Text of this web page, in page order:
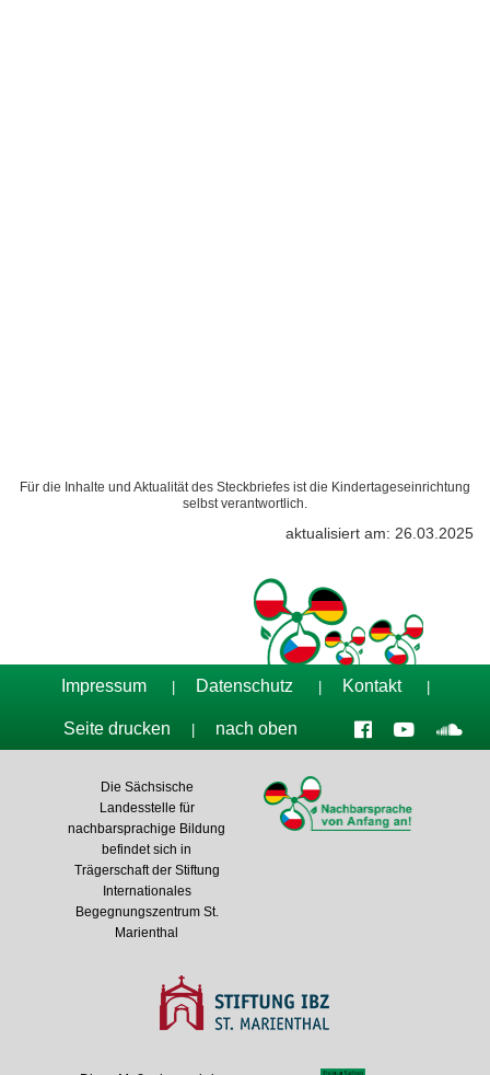
Für die Inhalte und Aktualität des Steckbriefes ist die Kindertageseinrichtung
selbst verantwortlich.
aktualisiert am: 26.03.2025
Impressum | Datenschutz | Kontakt |
Seite drucken | nach oben
Die Sächsische
Landesstelle für
nachbarsprachige Bildung
befindet sich in
Trägerschaft der Stiftung
Internationales
Begegnungszentrum St.
Marienthal